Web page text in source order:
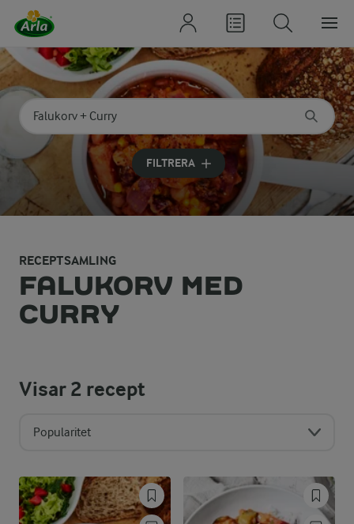
Sök på kategori eller ingrediens
Skriv in sökord för att få förslag
FILTRERA
RECEPTSAMLING
FALUKORV MED
CURRY
Visar2 recept
Popularitet